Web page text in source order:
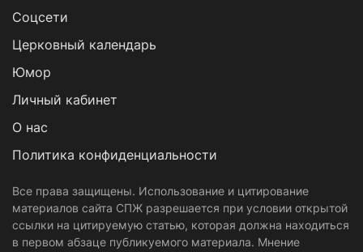
Cоцсети
Церковный календарь
Юмор
Личный кабинет
О нас
Политика конфиденциальности
Все права защищены. Использование и цитирование
материалов сайта СПЖ разрешается при условии открытой
ссылки на цитируемую статью, которая должна находиться
в первом абзаце публикуемого материала. Мнение